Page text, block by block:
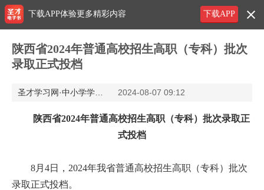
陕西省2024年普通高校招生高职（专科）批次
录取正式投档
2024-08-07 09:12
陕西省2024年普通高校招生高职（专科）批次录取正
式投档
8月4日，2024年我省普通高校招生高职（专科）批次
录取正式投档。
下载APP
下载APP体验更多精彩内容